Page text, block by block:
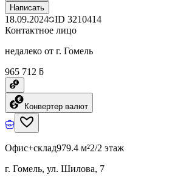
Написать
18.09.2024 ID 3210414
Контактное лицо
недалеко от г. Гомель
965 712 ƃ
Конвертер валют
Офис+склад979.4 м²2/2 этаж
г. Гомель, ул. Шилова, 7